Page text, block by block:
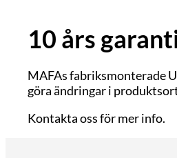
10 års
MAFAs fabriksmonterade
göra ändringar i
Kontakta oss för mer info.